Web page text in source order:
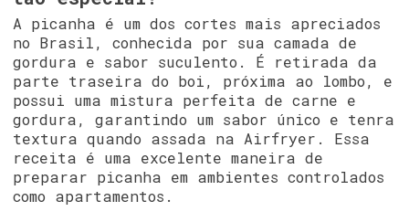
A picanha é um dos cortes mais apreciados
no Brasil, conhecida por sua camada de
gordura e sabor suculento. É retirada da
parte traseira do boi, próxima ao lombo, e
possui uma mistura perfeita de carne e
gordura, garantindo um sabor único e tenra
textura quando assada na Airfryer. Essa
receita é uma excelente maneira de
preparar picanha em ambientes controlados
como apartamentos.